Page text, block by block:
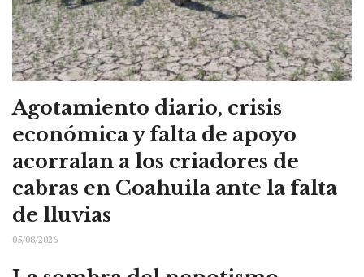
Agotamiento diario, crisis
económica y falta de apoyo
acorralan a los criadores de
cabras en Coahuila ante la falta
de lluvias
05/08/2026